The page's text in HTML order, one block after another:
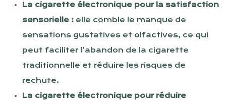
La cigarette électronique pour la satisfaction
sensorielle : elle comble le manque de
sensations gustatives et olfactives, ce qui
peut faciliter l’abandon de la cigarette
traditionnelle et réduire les risques de
rechute.
La cigarette électronique pour réduire